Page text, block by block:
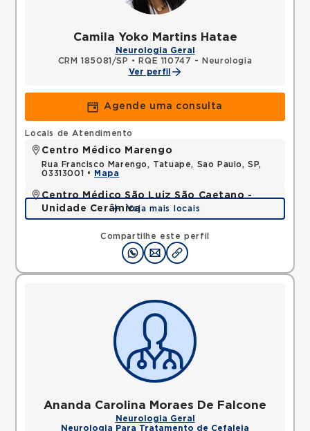
Camila Yoko Martins Hatae
Neurologia Geral
CRM 185081/SP •
RQE 110747 - Neurologia
Ver perfil
Agende uma consulta
Compartilhe este perfil
Locais de Atendimento
Centro Médico Marengo
Rua Francisco Marengo, Tatuape, Sao Paulo, SP,
03313001 •
Mapa
Centro Médico São Luiz São Caetano -
Unidade Cerâmica
Alameda Caulim, Ceramica, Sao Caetano do Sul,
SP, 09531195 •
Veja mais locais
Ananda Carolina Moraes De Falcone
Neurologia Geral
Neurologia Para Tratamento de Cefaleia